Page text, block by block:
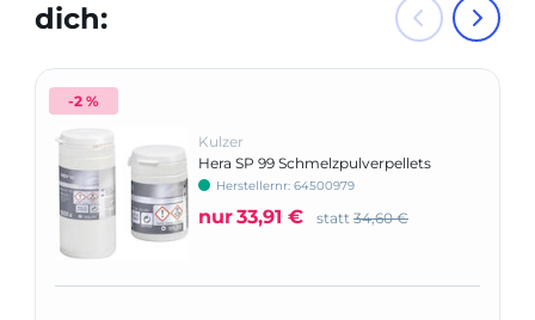
dich:
-2 %
Kulzer
Hera SP 99 Schmelzpulverpellets
Herstellernr: 64500979
nur33,91 € statt 34,60 €